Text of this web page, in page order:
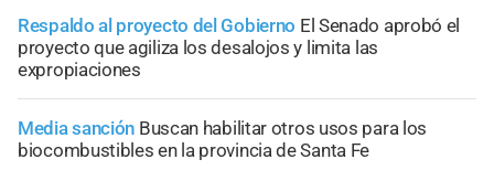
Respaldo al proyecto del Gobierno El Senado aprobó el
proyecto que agiliza los desalojos y limita las
expropiaciones
Media sanción Buscan habilitar otros usos para los
biocombustibles en la provincia de Santa Fe